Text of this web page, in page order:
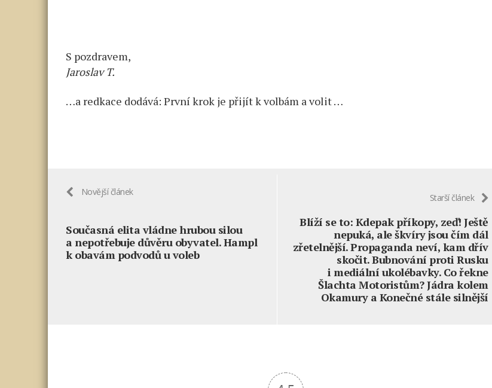
S pozdravem,
Jaroslav T.
…a redkace dodává: První krok je přijít k volbám a volit …
Novější článek
Současná elita vládne hrubou silou
a nepotřebuje důvěru obyvatel. Hampl
k obavám podvodů u voleb
Starší článek
Blíží se to: Kdepak příkopy, zeď! Ještě
nepuká, ale škvíry jsou čím dál
zřetelnější. Propaganda neví, kam dřív
skočit. Bubnování proti Rusku
i mediální ukolébavky. Co řekne
Šlachta Motoristům? Jádra kolem
Okamury a Konečné stále silnější